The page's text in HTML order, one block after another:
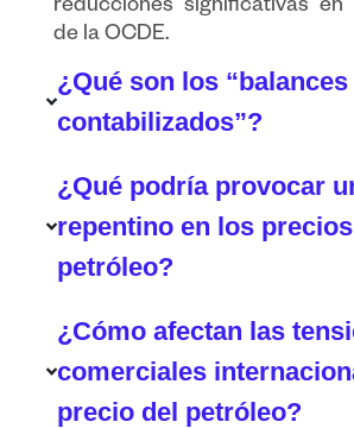
reducciones significativas
de la OCDE.
¿Qué son los
contabilizados”?
¿Qué podría provocar
repentino en los
petróleo?
¿Cómo afectan las
comerciales
precio del petróleo?